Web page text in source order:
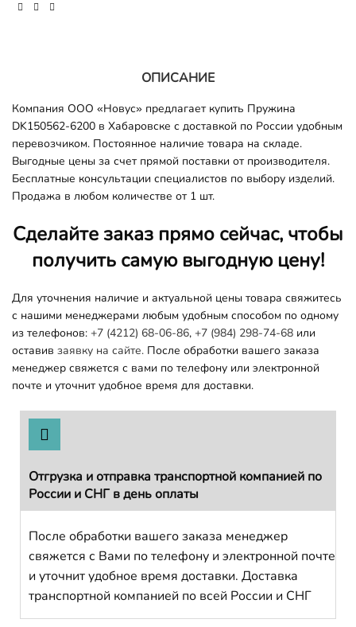
ОПИСАНИЕ
Компания ООО «Новус» предлагает купить Пружина
DK150562-6200 в Хабаровске с доставкой по России удобным
перевозчиком. Постоянное наличие товара на складе.
Выгодные цены за счет прямой поставки от производителя.
Бесплатные консультации специалистов по выбору изделий.
Продажа в любом количестве от 1 шт.
Сделайте заказ прямо сейчас, чтобы
получить самую выгодную цену!
Для уточнения наличие и актуальной цены товара свяжитесь
с нашими менеджерами любым удобным способом по одному
из телефонов: +7 (4212) 68-06-86, +7 (984) 298-74-68 или
оставив заявку на сайте. После обработки вашего заказа
менеджер свяжется с вами по телефону или электронной
почте и уточнит удобное время для доставки.
Отгрузка и отправка транспортной компанией по
России и СНГ в день оплаты
После обработки вашего заказа менеджер
свяжется с Вами по телефону и электронной почте
и уточнит удобное время доставки. Доставка
транспортной компанией по всей России и СНГ